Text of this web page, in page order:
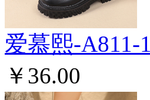
爱慕熙-A811-1
￥36.00